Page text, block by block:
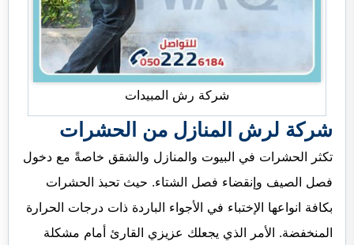
شركة رش المبيدات
شركة لرش المنازل من الحشرات
تكثر الحشرات في البيوت والمنازل والشقق خاصةً مع دخول
فصل الصيف وإنقضاء فصل الشتاء. حيث تحبذ الحشرات
بكافة انواعها الإختباء في الأجواء الباردة ذات درجات الحرارة
المنخفضة. الأمر الذي يجعلك عزيزي القارئ أمام مشكلة